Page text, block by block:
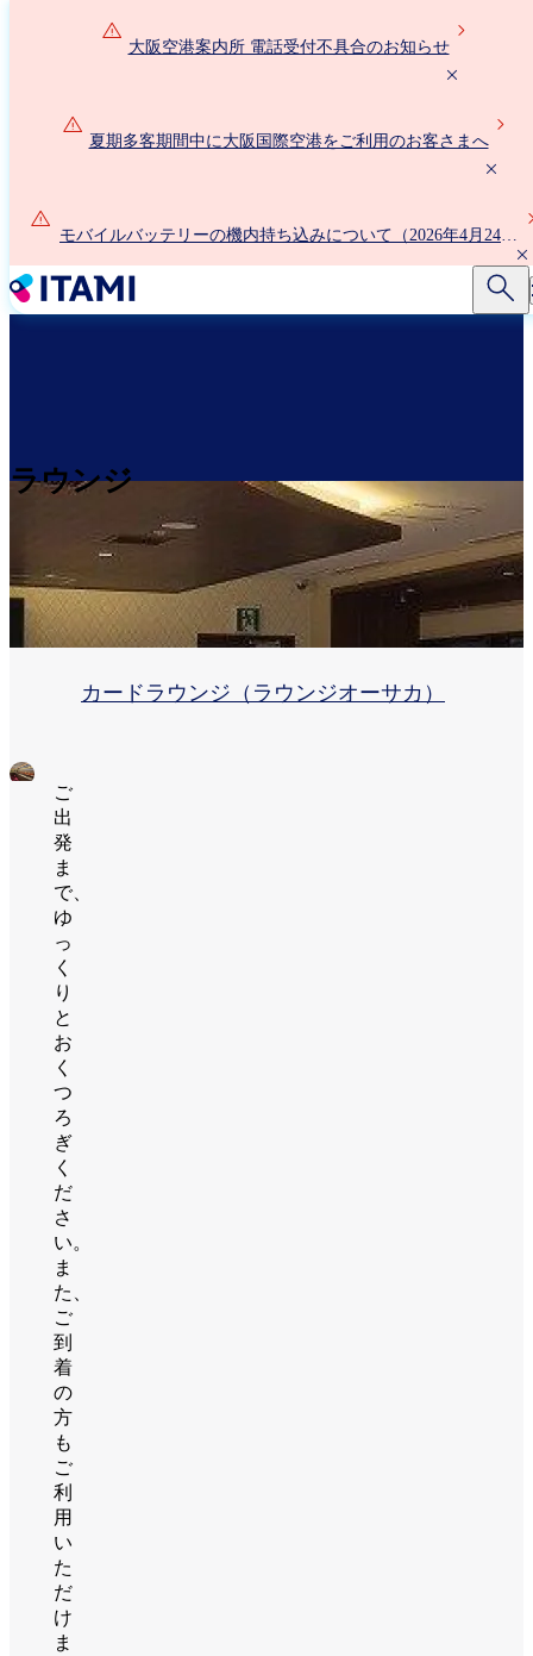
動
大阪空港案内所 電話受付不具合のお知らせ
夏期多客期間中に大阪国際空港をご利用のお客さまへ
モバイルバッテリーの機内持ち込みについて（2026年4月24日
ラウンジ
カードラウンジ（ラウンジオーサカ）
ご
出
発
ま
で、
ゆ
っ
く
り
と
お
く
つ
ろ
ぎ
く
だ
さ
い。
ま
た、
ご
到
着
の
方
も
ご
利
用
い
た
だ
け
ま